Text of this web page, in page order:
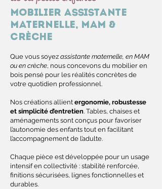
Mobilier assistante
maternelle, MAM &
crèche
Que vous soyez assistante maternelle, en MAM
ou en crèche, nous concevons du mobilier en
bois pensé pour les réalités concrètes de
votre quotidien professionnel.
Nos créations allient ergonomie, robustesse
et simplicité d’entretien. Tables, chaises et
aménagements sont conçus pour favoriser
l’autonomie des enfants tout en facilitant
l’accompagnement de l’adulte.
Chaque pièce est développée pour un usage
intensif en collectivité : stabilité renforcée,
finitions sécurisées, lignes fonctionnelles et
durables.